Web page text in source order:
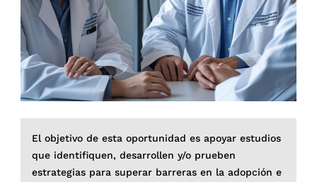
El objetivo de esta oportunidad es apoyar estudios
que identifiquen, desarrollen y/o prueben
estrategias para superar barreras en la adopción e